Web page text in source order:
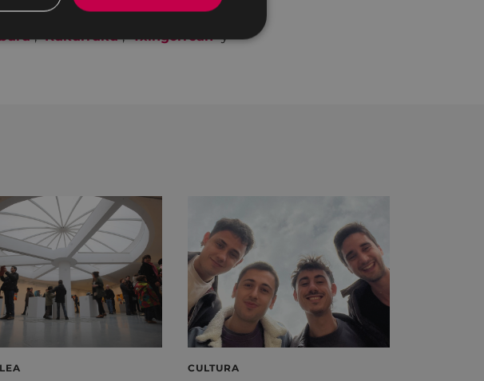
y los niños y niñas son: "Don don
", "Kukurruku", "Txingorrean" y
CULTURA